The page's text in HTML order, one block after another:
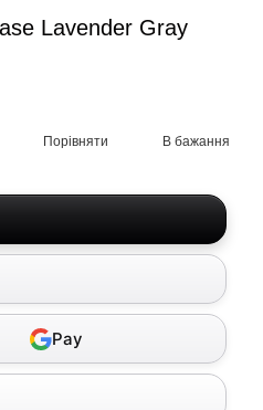
Lavender Gray
Порівняти В бажання
Pay